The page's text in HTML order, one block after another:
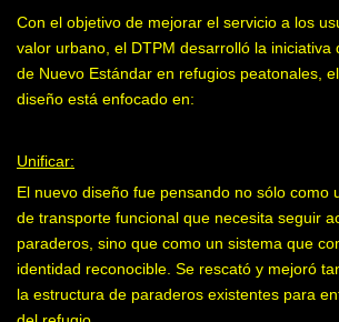
Con el objetivo de mejorar el servicio a los
valor urbano, el DTPM desarrolló la iniciativa
de Nuevo Estándar en refugios peatonales,
diseño está enfocado en:
Unificar:
El nuevo diseño fue pensando no sólo como
de transporte funcional que necesita seguir
paraderos, sino que como un sistema que
identidad reconocible. Se rescató y mejoró
la estructura de paraderos existentes para